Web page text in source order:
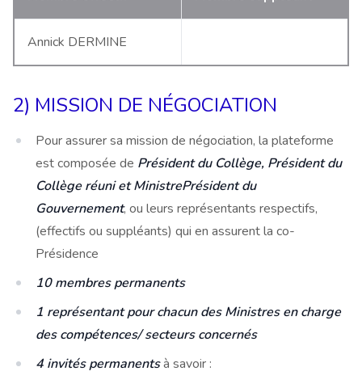
Annick DERMINE
2) MISSION DE NÉGOCIATION
Pour assurer sa mission de négociation, la plateforme
est composée de Président du Collège, Président du
Collège réuni et Ministre­Président du
Gouvernement, ou leurs représentants respectifs,
(effectifs ou suppléants) qui en assurent la co-
Présidence
10 membres permanents
1 représentant pour chacun des Ministres en charge
des compétences/ secteurs concernés
4 invités permanentsà savoir :